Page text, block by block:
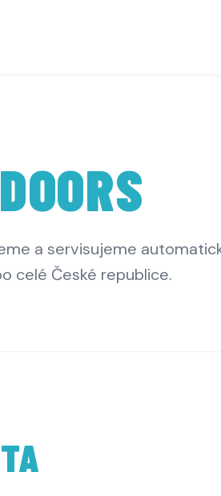
a servisujeme
celé České republice.